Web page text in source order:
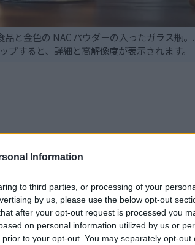
Information
to third parties, or processing of your
by us, please use the below opt-out
after your opt-out request is processed you
on personal information utilized by us or
to your opt-out. You may separately opt-out
と金色の NAC パウダーの入ったガラス瓶。.
プすると、詳細と高解像度が表示されます。
能性があります。
紹介